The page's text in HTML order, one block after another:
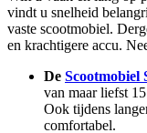
vindt u snelheid
vaste scootmobiel.
en krachtigere accu.
De Scootmobiel
van maar liefst
Ook tijdens
comfortabel.